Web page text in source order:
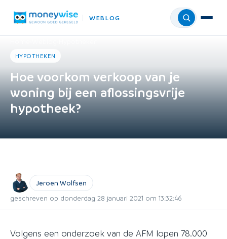
WEBLOG Menu
HYPOTHEKEN
Hoe voorkom verkoop van je
woning bij een aflossingsvrije
hypotheek?
Jeroen Wolfsen
geschreven op donderdag 28 januari 2021 om 13:32:46
Volgens een onderzoek van de AFM lopen 78.000